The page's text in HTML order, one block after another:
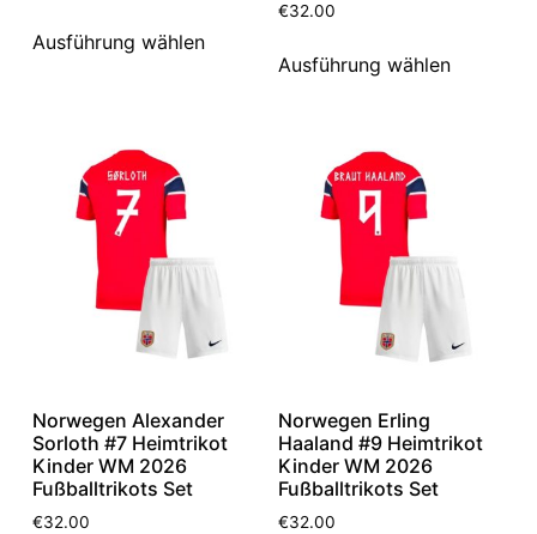
Ausführung wählen
€32.00
Ausführung wählen
Norwegen Alexander
Sorloth #7 Heimtrikot
Kinder WM 2026
Fußballtrikots Set
€32.00
Norwegen Erling
Haaland #9 Heimtrikot
Kinder WM 2026
Fußballtrikots Set
€32.00